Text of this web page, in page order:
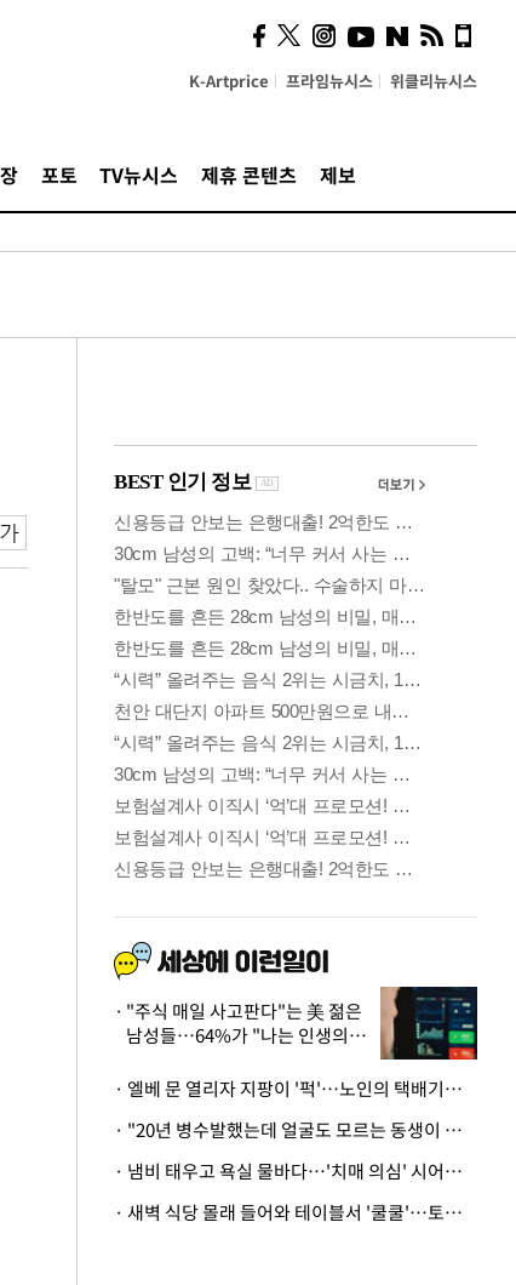
K-Artprice 프라임뉴시스 위클리뉴시스
포토 TV뉴시스 제휴 콘텐츠 제보
시, 스마트폰 액세서리에
NFC 더했다
"주식 매일 사고판다"는 美 젊은
남성들…64%가 "나는 인생의
· 엘베 문 열리자 지팡이 '퍽'…노인의 택배기사 폭행 이유
· "20년 병수발했는데 얼굴도 모르는 동생이 유산 절반을"…배다른 형제 상속권 있을까
· 냄비 태우고 욕실 물바다…'치매 의심' 시어머니 검사 권유했다가 '날벼락'
· 새벽 식당 몰래 들어와 테이블서 '쿨쿨'…토사물 남기고 사라진 남성